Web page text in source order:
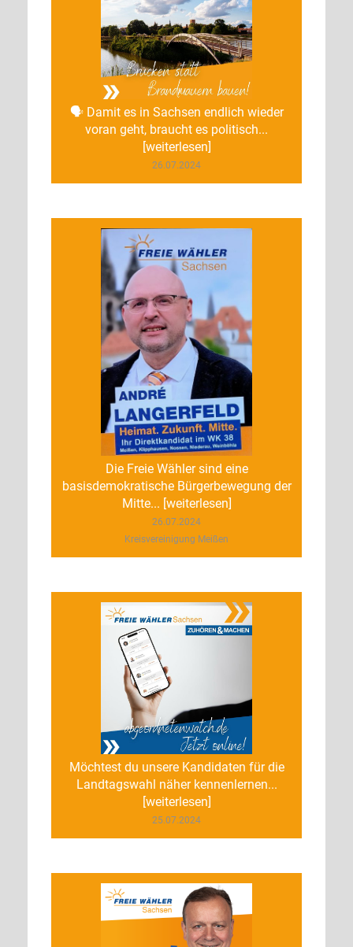
🗣️ Damit es in Sachsen endlich wieder
voran geht, braucht es politisch...
[weiterlesen]
26.07.2024
Die Freie Wähler sind eine
basisdemokratische Bürgerbewegung der
Mitte... [weiterlesen]
26.07.2024
Kreisvereinigung Meißen
Möchtest du unsere Kandidaten für die
Landtagswahl näher kennenlernen...
[weiterlesen]
25.07.2024